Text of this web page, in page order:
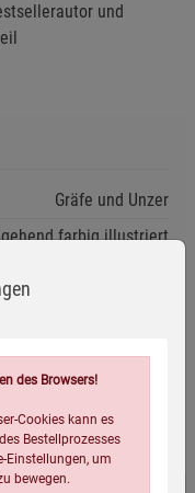
und
Gräfe und Unzer
farbig illustriert
bestellt:
des Browsers!
Cookies kann es
Bestellprozesses
Einstellungen, um
bewegen.